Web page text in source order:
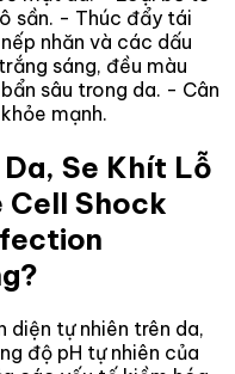
sần. - Thúc đẩy tái
nhăn và các dấu
sáng, đều màu
sâu trong da. - Cân
mạnh.
Se Khít Lỗ
Cell Shock
diện tự nhiên trên da,
độ pH tự nhiên của